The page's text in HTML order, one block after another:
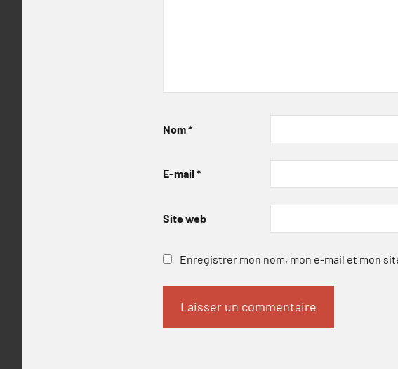
Nom*
E-mail *
Site web
Enregistrer mon nom, mon e-mail et mon